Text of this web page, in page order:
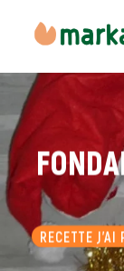
RECETTE J'AI